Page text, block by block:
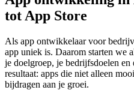
tot App Store
Als app ontwikkelaar voor
app uniek is. Daarom starten we
je doelgroep, je bedrijfsdoelen en
resultaat: apps die niet alleen
bijdragen aan je groei.